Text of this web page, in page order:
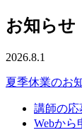
お知らせ
2026.8.1
夏季休業のお
講師の応
Webから